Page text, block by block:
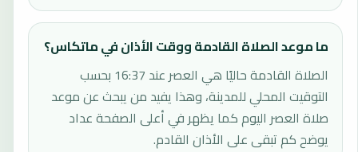
ما موعد الصلاة القادمة ووقت الأذان في ماتكاس؟
الصلاة القادمة حاليًا هي العصر عند 16:37 بحسب
التوقيت المحلي للمدينة، وهذا يفيد من يبحث عن موعد
صلاة العصر اليوم كما يظهر في أعلى الصفحة عداد
يوضح كم تبقى على الأذان القادم.